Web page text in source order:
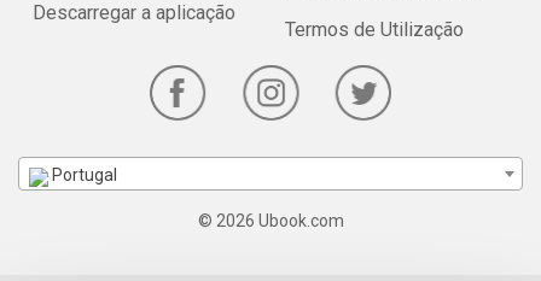
Descarregar a aplicação
Termos de Utilização
Portugal
© 2026 Ubook.com